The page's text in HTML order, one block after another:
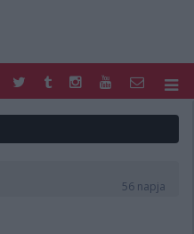
MOTOR
56 napja